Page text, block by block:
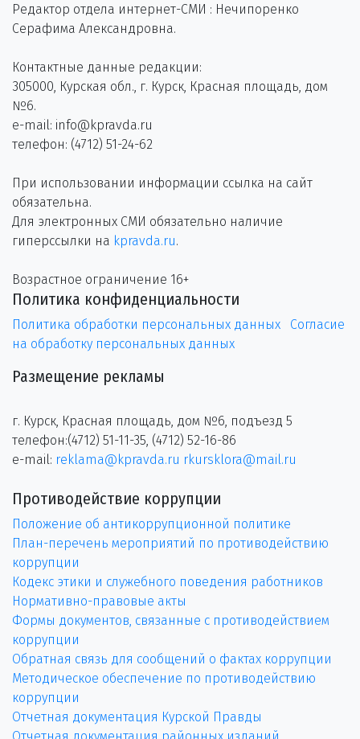
Редактор отдела интернет-СМИ : Нечипоренко
Серафима Александровна.
Контактные данные редакции:
305000, Курская обл., г. Курск, Красная площадь, дом
№6.
e-mail: info@kpravda.ru
телефон: (4712) 51-24-62
При использовании информации ссылка на сайт
обязательна.
Для электронных СМИ обязательно наличие
гиперссылки на kpravda.ru.
Возрастное ограничение 16+
Политика конфиденциальности
Политика обработки персональных данных
Согласие
на обработку персональных данных
Размещение рекламы
г. Курск, Красная площадь, дом №6, подъезд 5
телефон:(4712) 51-11-35, (4712) 52-16-86
e-mail: reklama@kpravda.ru rkursklora@mail.ru
Противодействие коррупции
Положение об антикоррупционной политике
План-перечень мероприятий по противодействию
коррупции
Кодекс этики и служебного поведения работников
Нормативно-правовые акты
Формы документов, связанные с противодействием
коррупции
Обратная связь для сообщений о фактах коррупции
Методическое обеспечение по противодействию
коррупции
Отчетная документация Курской Правды
Отчетная документация районных изданий